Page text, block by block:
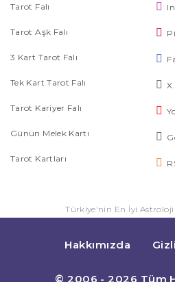
Tarot Falı
Tarot Aşk Falı
3 Kart Tarot Falı
Tek Kart Tarot Falı
Tarot Kariyer Falı
Günün Melek Kartı
Tarot Kartları
Türkiye'nin En İyi Astroloji
Hakkımızda
© 2006 - 2026 Tüm